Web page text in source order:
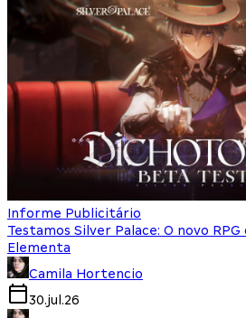
Informe Publicitário
Testamos Silver Palace: O novo
Elementa
Camila Hortencio
30.jul.26